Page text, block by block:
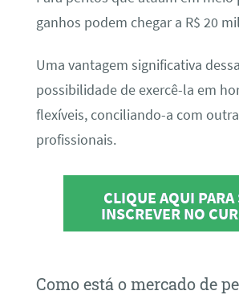
ganhos podem chegar a R$ 20
Uma vantagem significativa
possibilidade de exercê-la em
flexíveis, conciliando-a com
profissionais.
CLIQUE AQUI PARA
INSCREVER NO
Como está o mercado de